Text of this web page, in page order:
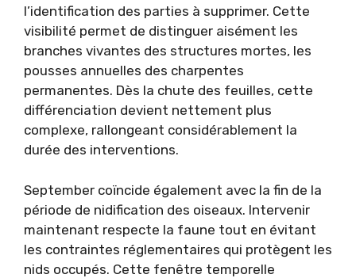
l’identification des parties à supprimer. Cette
visibilité permet de distinguer aisément les
branches vivantes des structures mortes, les
pousses annuelles des charpentes
permanentes. Dès la chute des feuilles, cette
différenciation devient nettement plus
complexe, rallongeant considérablement la
durée des interventions.
September coïncide également avec la fin de la
période de nidification des oiseaux. Intervenir
maintenant respecte la faune tout en évitant
les contraintes réglementaires qui protègent les
nids occupés. Cette fenêtre temporelle